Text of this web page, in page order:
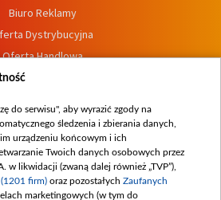
Biuro Reklamy
Dystrybucyjna
Oferta Handlowa
Dostępność
zgłoszeń wewnętrznych
do serwisu", aby wyrazić zgody na
śledzenia i zbierania danych,
urządzeniu końcowym i ich
Twoich danych osobowych przez
w likwidacji (zwaną dalej również „TVP”),
firm) oraz pozostałych Zaufanych
marketingowych (w tym do